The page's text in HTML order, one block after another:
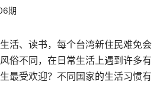
期
活、读书，每个台湾新住民难免会
俗不同，在日常生活上遇到许多有
最受欢迎？不同国家的生活习惯有